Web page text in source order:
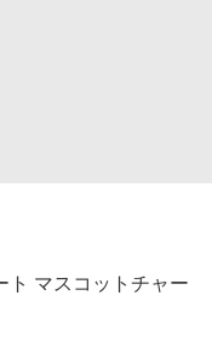
ト マスコットチャー